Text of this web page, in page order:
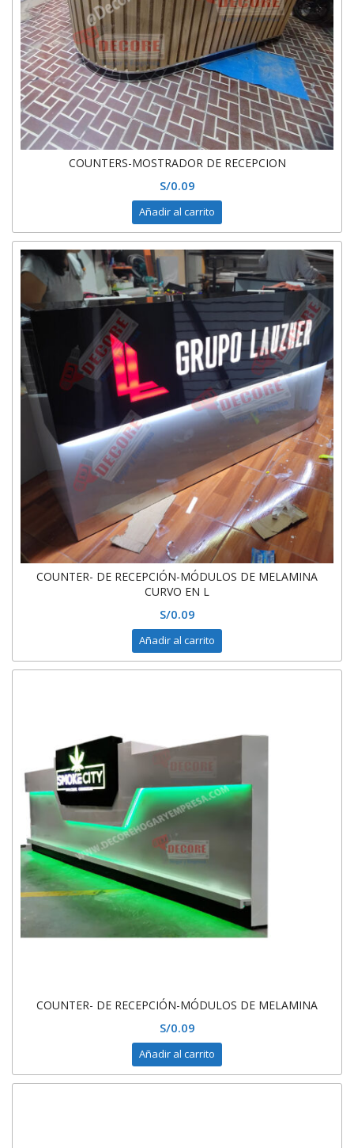
COUNTERS-MOSTRADOR DE RECEPCION
S/0.09
Añadir al carrito
COUNTER- DE RECEPCIÓN-MÓDULOS DE MELAMINA
CURVO EN L
S/0.09
Añadir al carrito
COUNTER- DE RECEPCIÓN-MÓDULOS DE MELAMINA
S/0.09
Añadir al carrito